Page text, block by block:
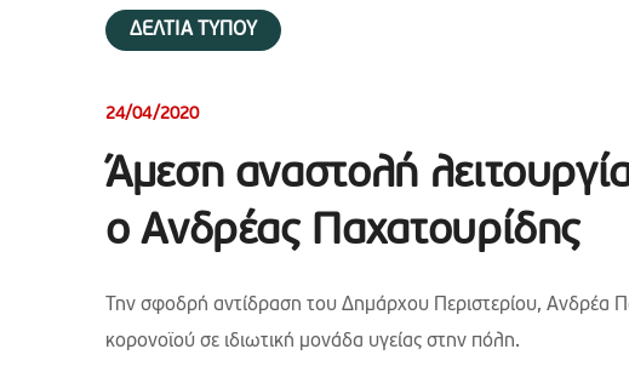
ΔΕΛΤΙΑ ΤΥΠΟΥ
24/04/2020
Άμεση αναστολή
ο Ανδρέας Παχατουρίδης
Την σφοδρή αντίδραση του Δημάρχου Περιστερίου, Ανδρέα
κορονοϊού σε ιδιωτική μονάδα υγείας στην πόλη.